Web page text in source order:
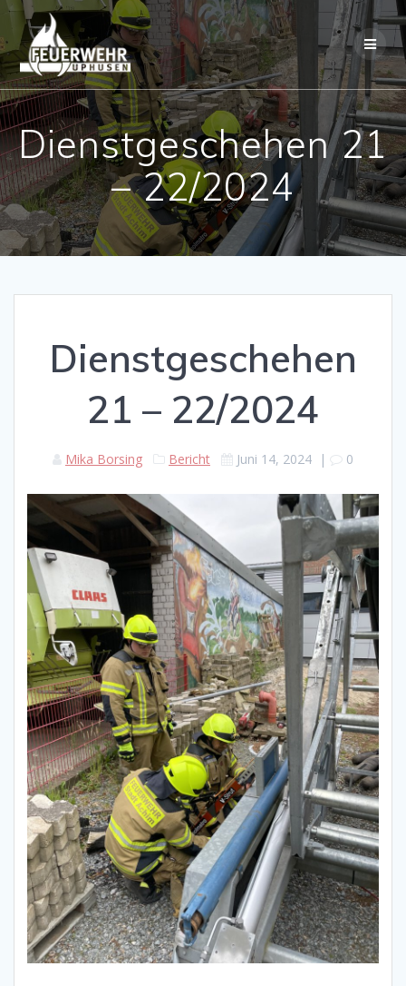
Skip
to
content
Dienstgeschehen 21
– 22/2024
Dienstgeschehen
21 – 22/2024
Mika Borsing Bericht Juni 14, 2024 | 0